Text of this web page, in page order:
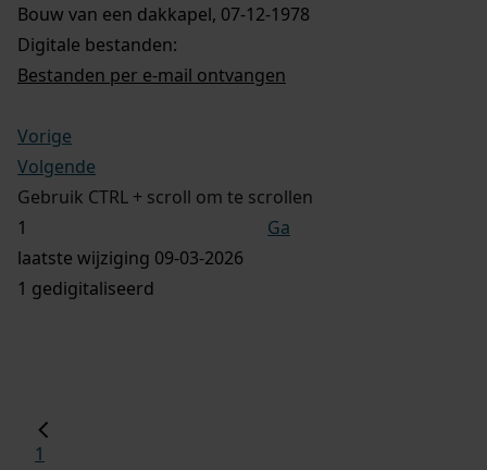
Bouw van een dakkapel, 07-12-1978
Digitale bestanden:
Bestanden per e-mail ontvangen
Vorige
Volgende
Gebruik CTRL + scroll om te scrollen
Ga
laatste wijziging 09-03-2026
1 gedigitaliseerd
1